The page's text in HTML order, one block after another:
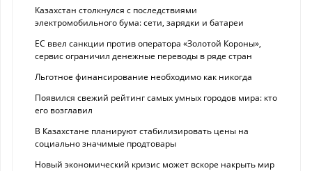
Казахстан столкнулся с последствиями
электромобильного бума: сети, зарядки и батареи
ЕС ввел санкции против оператора «Золотой Короны»,
сервис ограничил денежные переводы в ряде стран
Льготное финансирование необходимо как никогда
Появился свежий рейтинг самых умных городов мира: кто
его возглавил
В Казахстане планируют стабилизировать цены на
социально значимые продтовары
Новый экономический кризис может вскоре накрыть мир